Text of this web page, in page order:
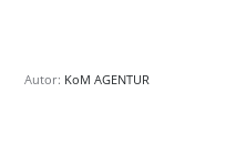
Autor: KoM AGENTUR